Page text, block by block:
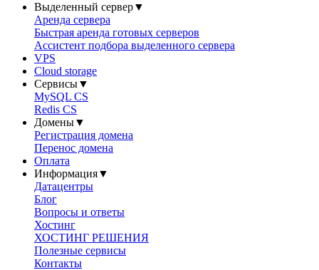
Выделенный сервер▼
Аренда сервера
Быстрая аренда готовых серверов
Ассистент подбора выделенного сервера
VPS
Cloud storage
Сервисы▼
MySQL CS
Redis CS
Домены▼
Регистрация домена
Перенос домена
Оплата
Информация▼
Датацентры
Блог
Вопросы и ответы
Хостинг
ХОСТИНГ РЕШЕНИЯ
Полезные сервисы
Контакты